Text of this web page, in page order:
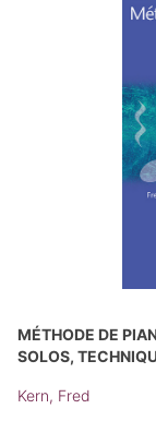
MÉTHODE DE
SOLOS,
Kern, Fred